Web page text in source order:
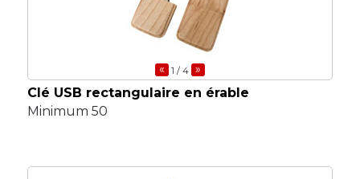
« 1 / 4 »
Clé USB rectangulaire en érable
Minimum 50